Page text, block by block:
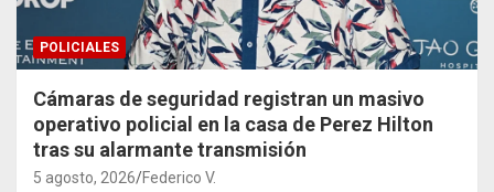
POLICIALES
Cámaras de seguridad registran un masivo
operativo policial en la casa de Perez Hilton
tras su alarmante transmisión
5 agosto, 2026 Federico V.